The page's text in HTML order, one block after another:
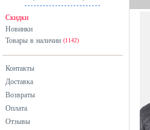
Roxy
S.oliver
Salomon
Seasons of April
SLOPE
Smartwool
розовый
серебристый
серый
хаки
Скидки
Новинки
Товары в наличии (1142)
Контакты
Доставка
Возвраты
Оплата
Отзывы